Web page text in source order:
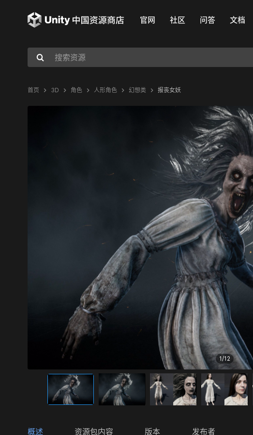
官网 社区 问答 文档
首页 3D 角色 人形角色 幻想类 报丧女妖
1/12
概述 资源包内容 版本 发布者